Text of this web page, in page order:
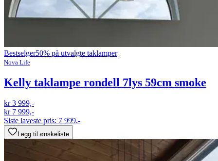
Bestselger50% på utvalgte taklamper
Nova Life
Kelly taklampe rondell 7lys 59cm smoke
kr 3 999,-
kr 7 999,-
Siste laveste pris: 7 999,-
Legg til ønskeliste